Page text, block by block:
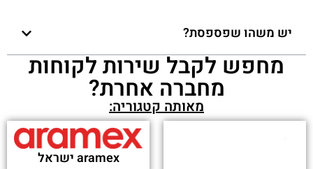
יש משהו שפספסת?
מחפש לקבל שירות לקוחות
מחברה אחרת?
מאותה קטגוריה:
aramex ישראל